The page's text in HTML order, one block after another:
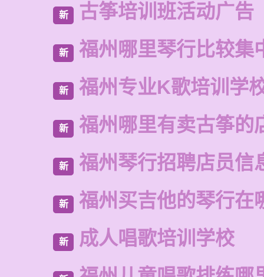
新 古筝培训班活动广告
新 福州哪里琴行比较集
新 福州专业K歌培训学
新 福州哪里有卖古筝的
新 福州琴行招聘店员信
新 福州买吉他的琴行在
新 成人唱歌培训学校